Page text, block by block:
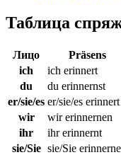
Таблица
Лицо Präsens
ich
ich erinnert
du
du erinnernst
er/sie/es er/sie/es erinnert
wir
wir erinnernen
ihr
ihr erinnernt
sie/Sie sie/Sie